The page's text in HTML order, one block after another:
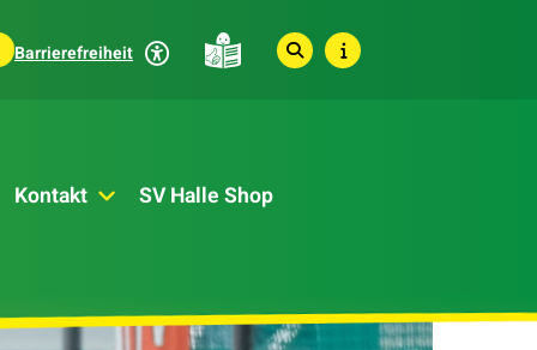
Barrierefreiheit
Kontakt SV Halle Shop